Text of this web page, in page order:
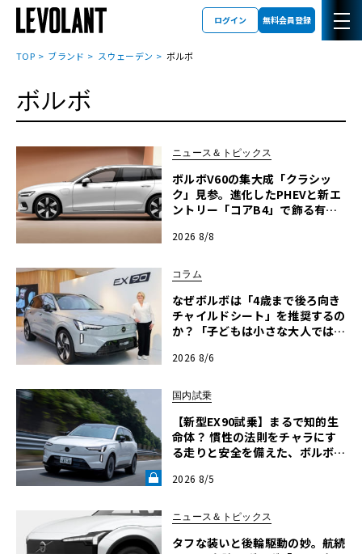
ログイン 無料会員登録
TOP ブランド スウェーデン ボルボ
ボルボ
ニュース＆トピックス
ボルボV60の集大成「クラシッ
ク」見参。進化したPHEVと新エ
ントリー「コアB4」で飾る有終
2026 8/8
コラム
なぜボルボは「4歳まで後ろ向き
チャイルドシート」を推奨するの
か？「子どもは小さな大人ではな
テクノロジー
2026 8/6
国内試乗
【新型EX90試乗】まるで知的生
命体？ 慣性の法則をチャラにす
る走りと安全を備えた、ボルボ新
B》
2026 8/5
ニュース＆トピックス
タフな装いと後輪駆動の妙。航続